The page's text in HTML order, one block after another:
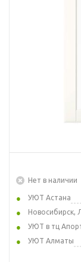
Нет в наличии
УЮТ Астана
Новосибирск,
УЮТ в тц
УЮТ Алматы